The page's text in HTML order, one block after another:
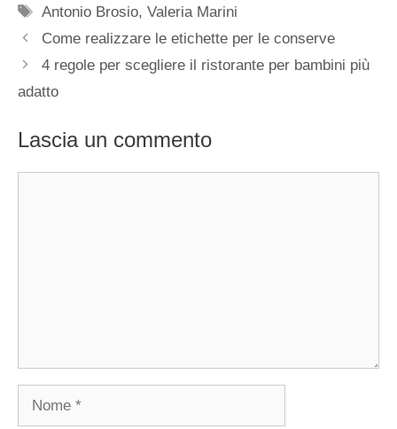
Tag
Antonio Brosio,Valeria Marini
Come realizzare le etichette per le conserve
4 regole per scegliere il ristorante per bambini più
adatto
Lascia un commento
Nome